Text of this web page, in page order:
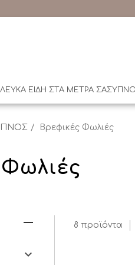
ΛΕΥΚΑ ΕΙΔΗ ΣΤΑ ΜΕΤΡΑ ΣΑΣ
Βρεφικές Φωλιές
8 προϊόντα